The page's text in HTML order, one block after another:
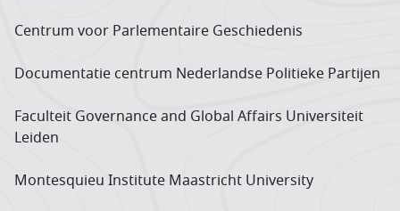
Centrum voor Parlementaire Geschiedenis
Documentatie centrum Neder­landse Politieke Partijen
Faculteit Governance and Global Affairs Universiteit
Leiden
Montesquieu Institute Maastricht University